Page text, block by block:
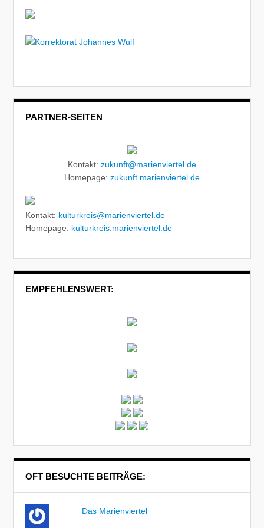
PARTNER-SEITEN
Kontakt: zukunft@marienviertel.de
Homepage: zukunft.marienviertel.de
Kontakt: kulturkreis@marienviertel.de
Homepage: kulturkreis.marienviertel.de
EMPFEHLENSWERT:
OFT BESUCHTE BEITRÄGE:
Das Marienviertel